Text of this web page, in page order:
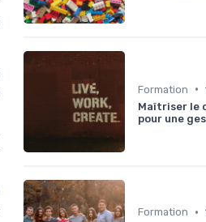
Formation •
Maîtriser le
pour une
Formation •